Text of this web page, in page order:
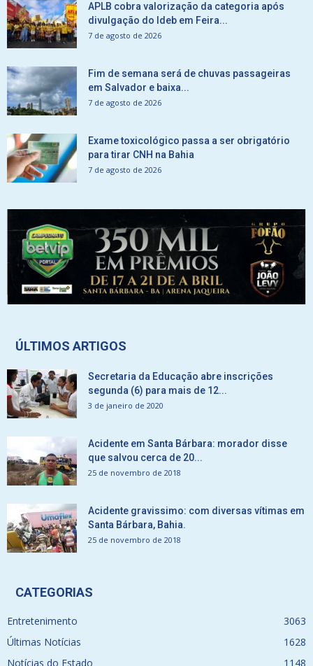
APLB cobra valorização da categoria após
divulgação do Ideb em Feira...
7 de agosto de 2026
Fim de semana será de chuvas passageiras
em Salvador e baixa...
7 de agosto de 2026
Exame toxicológico passa a ser obrigatório
para tirar CNH na Bahia
7 de agosto de 2026
ÚLTIMOS ARTIGOS
Secretaria da Educação abre inscrições
segunda (6) para mais de 12...
3 de janeiro de 2020
Acidente em Santa Bárbara: morador disse
que salvou cerca de 20...
25 de novembro de 2018
Acidente gravissimo: com diversas vítimas em
Santa Bárbara, Bahia.
25 de novembro de 2018
CATEGORIAS
Entretenimento
3063
Últimas Notícias
1628
Notícias do Estado
1148